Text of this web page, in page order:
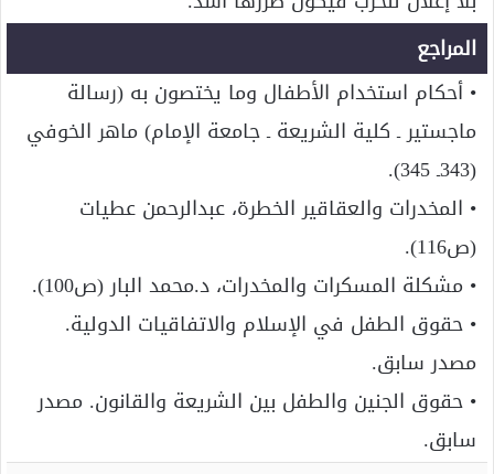
المراجع
• أحكام استخدام الأطفال وما يختصون به (رسالة
ماجستير ـ كلية الشريعة ـ جامعة الإمام) ماهر الخوفي
(343ـ 345).
• المخدرات والعقاقير الخطرة، عبدالرحمن عطيات
(ص116).
• مشكلة المسكرات والمخدرات، د.محمد البار (ص100).
• حقوق الطفل في الإسلام والاتفاقيات الدولية.
مصدر سابق.
• حقوق الجنين والطفل بين الشريعة والقانون. مصدر
سابق.